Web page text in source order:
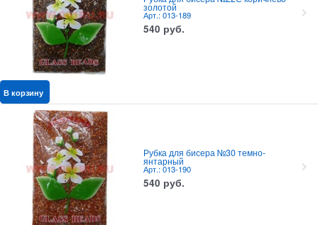
золотой
Арт.: 013-189
540 руб.
В корзину
Рубка для бисера №30 темно-
янтарный
Арт.: 013-190
540 руб.